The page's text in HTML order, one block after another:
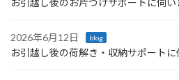
お引越し後のお片づけサポートに伺い
2026年6月12日 blog
お引越し後の荷解き・収納サポートに